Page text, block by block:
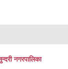
नगरपालिका